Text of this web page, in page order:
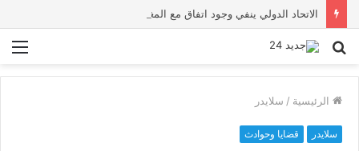
بحث
الرئيسية / سلايدر
سلايدر قضايا وحوادث